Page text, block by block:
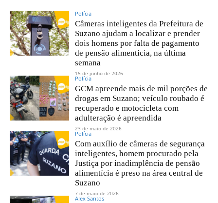
Polícia
Câmeras inteligentes da Prefeitura de
Suzano ajudam a localizar e prender
dois homens por falta de pagamento
de pensão alimentícia, na última
semana
15 de junho de 2026
Polícia
GCM apreende mais de mil porções de
drogas em Suzano; veículo roubado é
recuperado e motocicleta com
adulteração é apreendida
23 de maio de 2026
Polícia
Com auxílio de câmeras de segurança
inteligentes, homem procurado pela
Justiça por inadimplência de pensão
alimentícia é preso na área central de
Suzano
7 de maio de 2026
Alex Santos